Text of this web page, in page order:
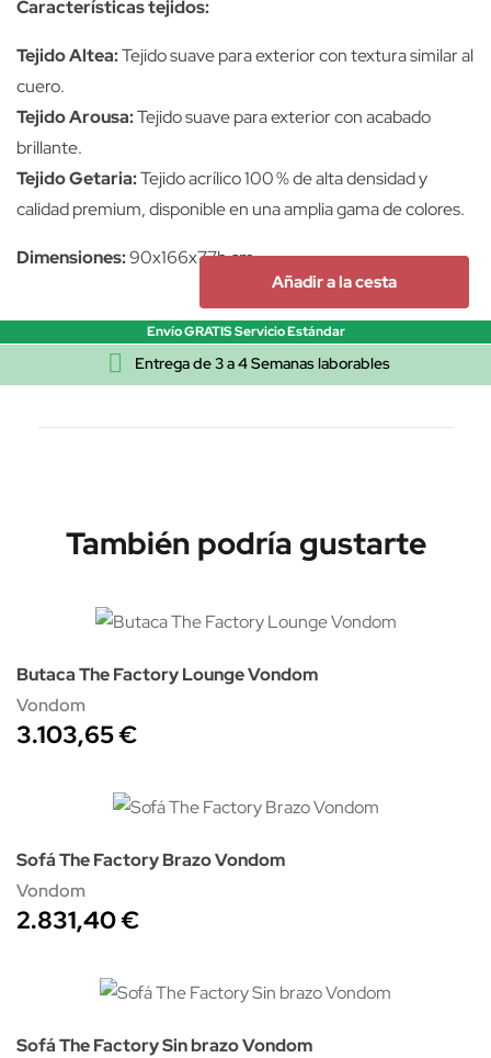
Añadir a la cesta
Envío GRATIS Servicio Estándar
 Entrega de 3 a 4 Semanas laborables
Características tejidos:
Tejido Altea:Tejido suave para exterior con textura similar al
cuero.
Tejido Arousa:Tejido suave para exterior con acabado
brillante.
Tejido Getaria:Tejido acrílico 100 % de alta densidad y
calidad premium, disponible en una amplia gama de colores.
Dimensiones:90x166x77h cm
También podría gustarte
Butaca The Factory Lounge Vondom
Vondom
3.103,65 €
Sofá The Factory Brazo Vondom
Vondom
2.831,40 €
Sofá The Factory Sin brazo Vondom